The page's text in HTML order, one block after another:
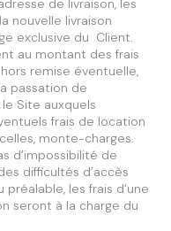
de livraison, les
nouvelle livraison
exclusive du Client.
au montant des frais
remise éventuelle,
passation de
Site auxquels
frais de location
monte-charges.
d’impossibilité de
difficultés d’accès
préalable, les frais d’une
seront à la charge du